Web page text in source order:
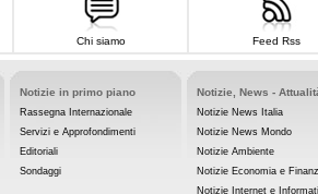
Chi siamo Feed Rss
Notizie in primo piano
Rassegna Internazionale
Servizi e Approfondimenti
Editoriali
Sondaggi
Notizie, News -
Notizie News Italia
Notizie News Mondo
Notizie Ambiente
Notizie Economia e
Notizie Internet e